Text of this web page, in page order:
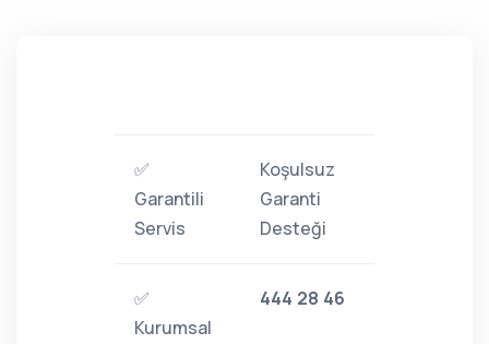
✅
Garantili
Servis
Koşulsuz
Garanti
Desteği
✅
Kurumsal
444 28 46